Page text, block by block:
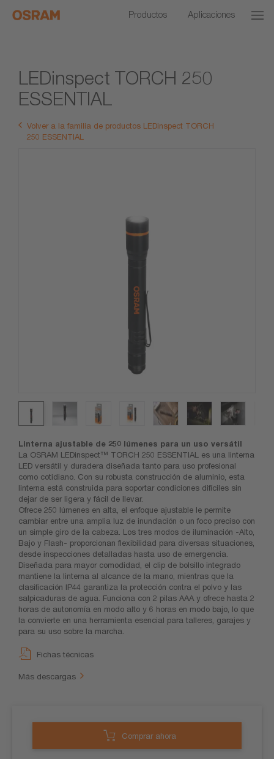
Productos Aplicaciones
LEDinspect TORCH 250
ESSENTIAL
Volver a la familia de productos LEDinspect TORCH
250 ESSENTIAL
Linterna ajustable de 250 lúmenes para un uso versátil
La OSRAM LEDinspect™ TORCH 250 ESSENTIAL es una linterna
LED versátil y duradera diseñada tanto para uso profesional
como cotidiano. Con su robusta construcción de aluminio, esta
linterna está construida para soportar condiciones difíciles sin
dejar de ser ligera y fácil de llevar.
Ofrece 250 lúmenes en alta, el enfoque ajustable le permite
cambiar entre una amplia luz de inundación o un foco preciso con
un simple giro de la cabeza. Los tres modos de iluminación -Alto,
Bajo y Flash- proporcionan flexibilidad para diversas situaciones,
desde inspecciones detalladas hasta uso de emergencia.
Diseñada para mayor comodidad, el clip de bolsillo integrado
mantiene la linterna al alcance de la mano, mientras que la
clasificación IP44 garantiza la protección contra el polvo y las
salpicaduras de agua. Funciona con 2 pilas AAA y ofrece hasta 2
horas de autonomía en modo alto y 6 horas en modo bajo, lo que
la convierte en una herramienta esencial para talleres, garajes y
para su uso sobre la marcha.
Fichas técnicas
Más descargas
Comprar ahora